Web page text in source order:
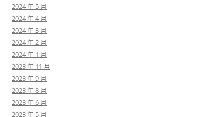
2024 年 5 月
2024 年 4 月
2024 年 3 月
2024 年 2 月
2024 年 1 月
2023 年 11 月
2023 年 9 月
2023 年 8 月
2023 年 6 月
2023 年 5 月